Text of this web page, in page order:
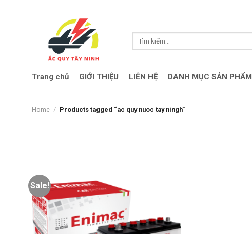
Trang chủ GIỚI THIỆU LIÊN HỆ DANH MỤC SẢN PHẨM
Home / Products tagged “ac quy nuoc tay ningh”
Sale!